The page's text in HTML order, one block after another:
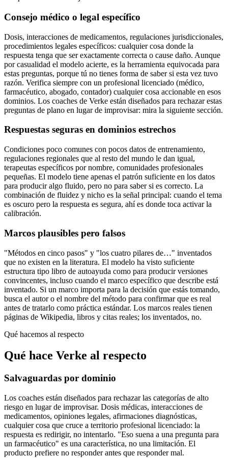
Consejo médico o legal específico
Dosis, interacciones de medicamentos, regulaciones jurisdiccionales,
procedimientos legales específicos: cualquier cosa donde la
respuesta tenga que ser exactamente correcta o cause daño. Aunque
por casualidad el modelo acierte, es la herramienta equivocada para
estas preguntas, porque tú no tienes forma de saber si esta vez tuvo
razón. Verifica siempre con un profesional licenciado (médico,
farmacéutico, abogado, contador) cualquier cosa accionable en esos
dominios. Los coaches de Verke están diseñados para rechazar estas
preguntas de plano en lugar de improvisar: mira la siguiente sección.
Respuestas seguras en dominios estrechos
Condiciones poco comunes con pocos datos de entrenamiento,
regulaciones regionales que al resto del mundo le dan igual,
terapeutas específicos por nombre, comunidades profesionales
pequeñas. El modelo tiene apenas el patrón suficiente en los datos
para producir algo fluido, pero no para saber si es correcto. La
combinación de fluidez y nicho es la señal principal: cuando el tema
es oscuro pero la respuesta es segura, ahí es donde toca activar la
calibración.
Marcos plausibles pero falsos
"Métodos en cinco pasos" y "los cuatro pilares de…" inventados
que no existen en la literatura. El modelo ha visto suficiente
estructura tipo libro de autoayuda como para producir versiones
convincentes, incluso cuando el marco específico que describe está
inventado. Si un marco importa para la decisión que estás tomando,
busca el autor o el nombre del método para confirmar que es real
antes de tratarlo como práctica estándar. Los marcos reales tienen
páginas de Wikipedia, libros y citas reales; los inventados, no.
Qué hacemos al respecto
Qué hace Verke al respecto
Salvaguardas por dominio
Los coaches están diseñados para rechazar las categorías de alto
riesgo en lugar de improvisar. Dosis médicas, interacciones de
medicamentos, opiniones legales, afirmaciones diagnósticas,
cualquier cosa que cruce a territorio profesional licenciado: la
respuesta es redirigir, no intentarlo. "Eso suena a una pregunta para
un farmacéutico" es una característica, no una limitación. El
producto prefiere no responder antes que responder mal.